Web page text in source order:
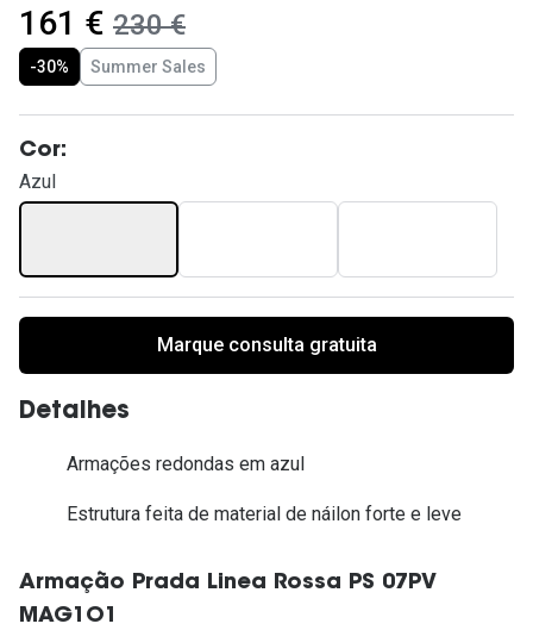
agora:
161 € era:
230 €
-30% Summer Sales
Cor:
Azul
Marque consulta gratuita
Detalhes
Armações redondas em azul
Estrutura feita de material de náilon forte e leve
Armação Prada Linea Rossa PS 07PV
MAG1O1